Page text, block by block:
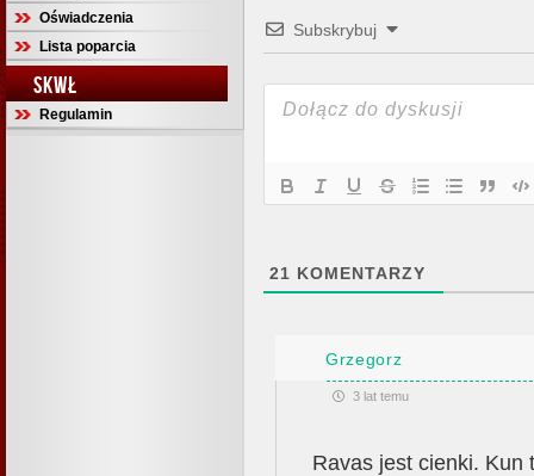
Oświadczenia
Lista poparcia
SKWŁ
Regulamin
Subskrybuj
21 KOMENTARZY
Grzegorz
3 lat temu
Ravas jest cienki. Kun